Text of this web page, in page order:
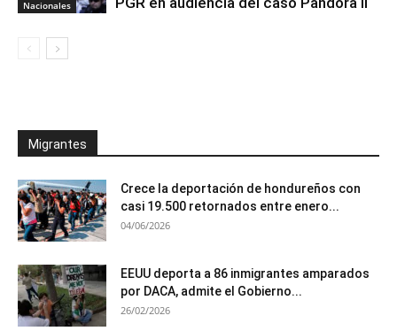
Nacionales
Migrantes
Crece la deportación de hondureños con
casi 19.500 retornados entre enero...
04/06/2026
EEUU deporta a 86 inmigrantes amparados
por DACA, admite el Gobierno...
26/02/2026